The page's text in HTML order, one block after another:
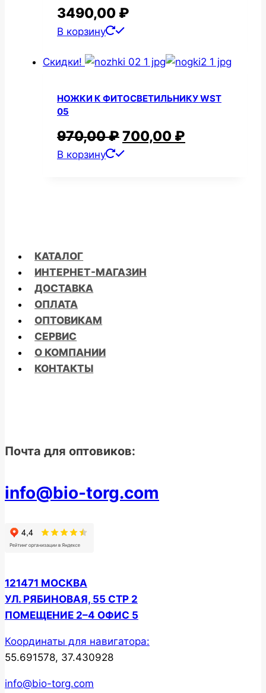
3490,00 ₽
В корзину
Скидки!
НОЖКИ К ФИТОСВЕТИЛЬНИКУ WST
05
970,00₽ПЕРВОНАЧАЛЬНАЯ
ЦЕНА
700,00 ₽
В корзину
КАТАЛОГ
ИНТЕРНЕТ-МАГАЗИН
ДОСТАВКА
ОПЛАТА
ОПТОВИКАМ
СЕРВИС
О КОМПАНИИ
КОНТАКТЫ
Почта для оптовиков:
info@bio-torg.com
121471 МОСКВА
УЛ. РЯБИНОВАЯ, 55 СТР 2
ПОМЕЩЕНИЕ 2–4 ОФИС 5
Координаты для навигатора:
55.691578, 37.430928
info@bio-torg.com